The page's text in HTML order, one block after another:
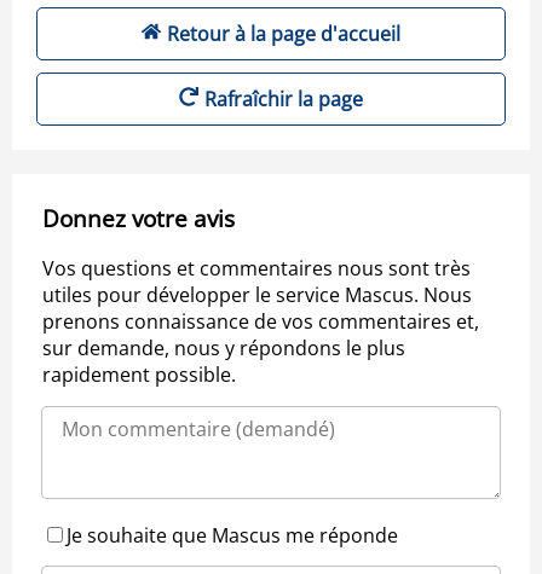
Retour à la page d'accueil
Rafraîchir la page
Donnez votre avis
Vos questions et commentaires nous sont très
utiles pour développer le service Mascus. Nous
prenons connaissance de vos commentaires et,
sur demande, nous y répondons le plus
rapidement possible.
Je souhaite que Mascus me réponde